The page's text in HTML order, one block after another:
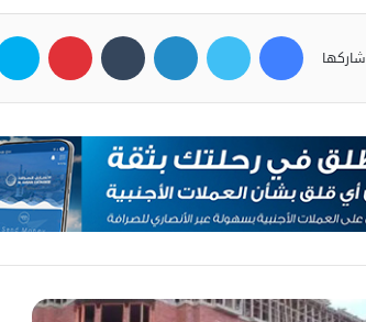
شاركها
فيسبوك تويتر لينكدإن بينتيريست